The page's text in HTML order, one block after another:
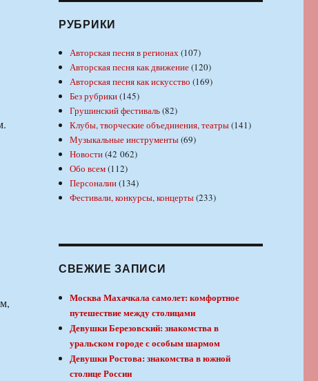
РУБРИКИ
Авторская песня в регионах(107)
Авторская песня как движение(120)
Авторская песня как искусство (169)
Без рубрики(145)
Грушинский фестиваль(82)
Клубы, творческие объединения, театры(141)
Музыкальные инструменты(69)
Новости(42 062)
Обо всем(112)
Персоналии(134)
Фестивали, конкурсы, концерты(233)
СВЕЖИЕ ЗАПИСИ
Москва Махачкала самолет: комфортное
путешествие между столицами
Девушки Березовский: знакомства в
уральском городе с особым шармом
Девушки Ростова: знакомства в южной
столице России